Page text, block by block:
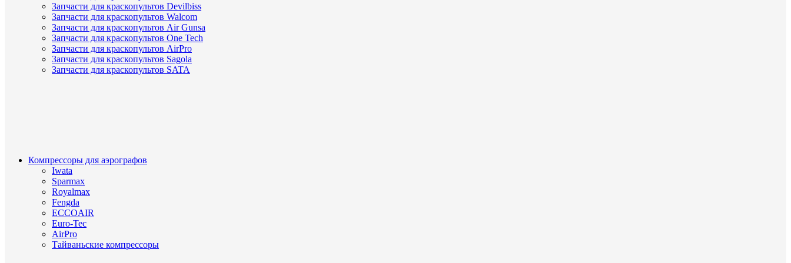
Запчасти для краскопультов Devilbiss
Запчасти для краскопультов Walcom
Запчасти для краскопультов Air Gunsa
Запчасти для краскопультов One Tech
Запчасти для краскопультов AirPro
Запчасти для краскопультов Sagola
Запчасти для краскопультов SATA
Компрессоры для аэрографов
Iwata
Sparmax
Royalmax
Fengda
ECCOAIR
Euro-Tec
AirPro
Тайваньские компрессоры